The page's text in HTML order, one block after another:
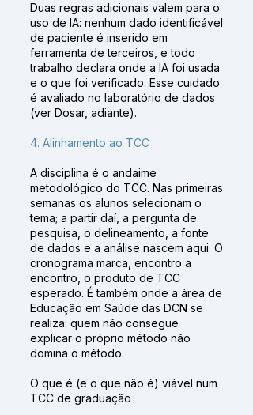
Duas regras adicionais valem para o
uso de IA: nenhum dado identificável
de paciente é inserido em
ferramenta de terceiros, e todo
trabalho declara onde a IA foi usada
e o que foi verificado. Esse cuidado
é avaliado no laboratório de dados
(ver Dosar, adiante).
4. Alinhamento ao TCC
A disciplina é o andaime
metodológico do TCC. Nas primeiras
semanas os alunos selecionam o
tema; a partir daí, a pergunta de
pesquisa, o delineamento, a fonte
de dados e a análise nascem aqui. O
cronograma marca, encontro a
encontro, o produto de TCC
esperado. É também onde a área de
Educação em Saúde das DCN se
realiza: quem não consegue
explicar o próprio método não
domina o método.
O que é (e o que não é) viável num
TCC de graduação